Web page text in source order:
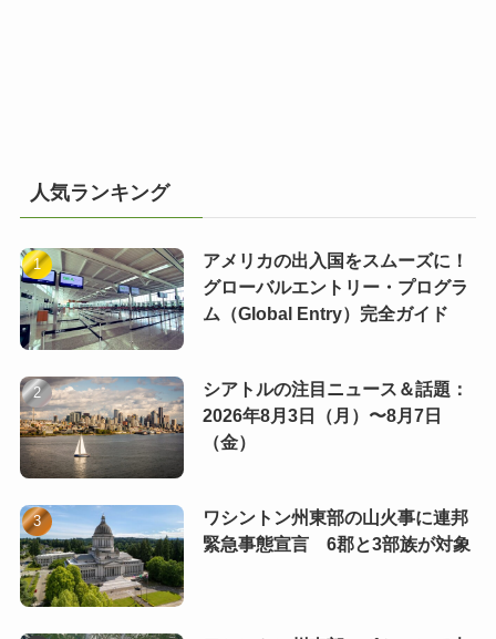
人気ランキング
アメリカの出入国をスムーズに！
グローバルエントリー・プログラ
ム（Global Entry）完全ガイド
シアトルの注目ニュース＆話題：
2026年8月3日（月）〜8月7日
（金）
ワシントン州東部の山火事に連邦
緊急事態宣言 6郡と3部族が対象